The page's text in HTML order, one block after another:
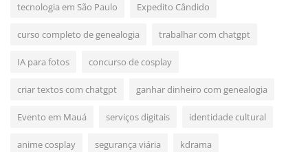
tecnologia em São Paulo Expedito Cândido
curso completo de genealogia trabalhar com chatgpt
IA para fotos concurso de cosplay
criar textos com chatgpt ganhar dinheiro com genealogia
Evento em Mauá serviços digitais identidade cultural
anime cosplay segurança viária kdrama